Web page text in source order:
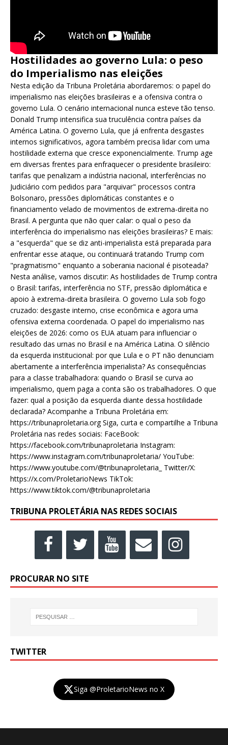
Hostilidades ao governo Lula: o peso
do Imperialismo nas eleições
Nesta edição da Tribuna Proletária abordaremos: o papel do
imperialismo nas eleições brasileiras e a ofensiva contra o
governo Lula. O cenário internacional nunca esteve tão tenso.
Donald Trump intensifica sua truculência contra países da
América Latina. O governo Lula, que já enfrenta desgastes
internos significativos, agora também precisa lidar com uma
hostilidade externa que cresce exponencialmente. Trump age
em diversas frentes para enfraquecer o presidente brasileiro:
tarifas que penalizam a indústria nacional, interferências no
Judiciário com pedidos para "arquivar" processos contra
Bolsonaro, pressões diplomáticas constantes e o
financiamento velado de movimentos de extrema-direita no
Brasil. A pergunta que não quer calar: o qual o peso da
interferência do imperialismo nas eleições brasileiras? E mais:
a "esquerda" que se diz anti-imperialista está preparada para
enfrentar esse ataque, ou continuará tratando Trump com
"pragmatismo" enquanto a soberania nacional é pisoteada?
Nesta análise, vamos discutir: As hostilidades de Trump contra
o Brasil: tarifas, interferência no STF, pressão diplomática e
apoio à extrema-direita brasileira. O governo Lula sob fogo
cruzado: desgaste interno, crise econômica e agora uma
ofensiva externa coordenada. O papel do imperialismo nas
eleições de 2026: como os EUA atuam para influenciar o
resultado das urnas no Brasil e na América Latina. O silêncio
da esquerda institucional: por que Lula e o PT não denunciam
abertamente a interferência imperialista? As consequências
para a classe trabalhadora: quando o Brasil se curva ao
imperialismo, quem paga a conta são os trabalhadores. O que
fazer: qual a posição da esquerda diante dessa hostilidade
declarada? Acompanhe a Tribuna Proletária em:
https://tribunaproletaria.org Siga, curta e compartilhe a Tribuna
Proletária nas redes sociais: FaceBook:
https://facebook.com/tribunaproletaria Instagram:
https://www.instagram.com/tribunaproletaria/ YouTube:
https://www.youtube.com/@tribunaproletaria_ Twitter/X:
https://x.com/ProletarioNews TikTok:
https://www.tiktok.com/@tribunaproletaria
TRIBUNA PROLETÁRIA NAS REDES SOCIAIS
PROCURAR NO SITE
TWITTER
Siga @ProletarioNews no X